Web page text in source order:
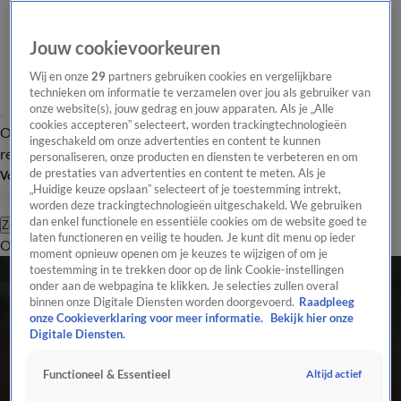
Overzicht Laatste nieuws Regionieuws Het beste van Hart
Tip de
redactie
Volg Hart van Nederland
Zoeken
OverzichtRegioUitzendingenWeerTip de redactiePanelVideo's
Jouw cookievoorkeuren
Wij en onze29 partners gebruiken cookies en vergelijkbare
technieken om informatie te verzamelen over jou als gebruiker van
onze website(s), jouw gedrag en jouw apparaten. Als je „Alle
cookies accepteren” selecteert, worden trackingtechnologieën
ingeschakeld om onze advertenties en content te kunnen
personaliseren, onze producten en diensten te verbeteren en om
de prestaties van advertenties en content te meten. Als je
„Huidige keuze opslaan” selecteert of je toestemming intrekt,
worden deze trackingtechnologieën uitgeschakeld. We gebruiken
dan enkel functionele en essentiële cookies om de website goed te
laten functioneren en veilig te houden. Je kunt dit menu op ieder
moment opnieuw openen om je keuzes te wijzigen of om je
toestemming in te trekken door op de link Cookie-instellingen
onder aan de webpagina te klikken. Je selecties zullen overal
binnen onze Digitale Diensten worden doorgevoerd. Raadpleeg
onze Cookieverklaring voor meer informatie.
Bekijk hier onze
Digitale Diensten.
Functioneel & Essentieel Altijd actief